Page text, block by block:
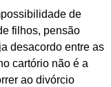
de
filhos, pensão
desacordo entre as
cartório não é a
ao divórcio